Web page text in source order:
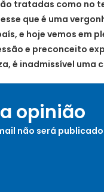
tratadas como no
que é uma
e hoje vemos em
e preconceito
é inadmissível uma
opinião
não será